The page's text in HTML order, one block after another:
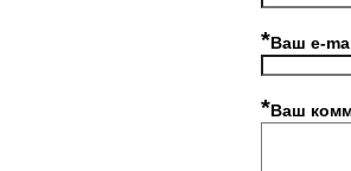
*Ваш e-
*Ваш